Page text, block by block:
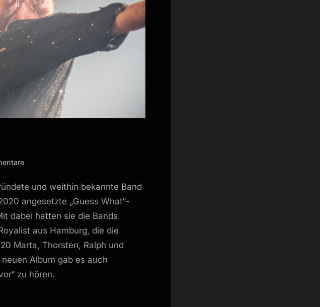
zu
Happy
//
Roxy
und weithin bekannte Band
angesetzte „Guess What“-
dabei hatten sie die Bands
aus Hamburg, die die
Marta, Thorsten, Ralph und
Album gab es auch
zu hören.